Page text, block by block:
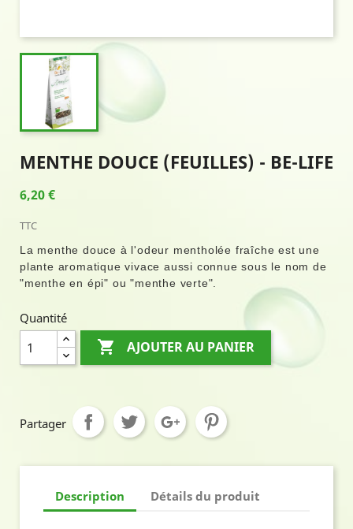
MENTHE DOUCE (FEUILLES) - BE-LIFE
6,20 €
TTC
La menthe douce à l'odeur mentholée fraîche est une
plante aromatique vivace aussi connue sous le nom de
"menthe en épi" ou "menthe verte".
Quantité
 AJOUTER AU PANIER
Partager
Description Détails du produit